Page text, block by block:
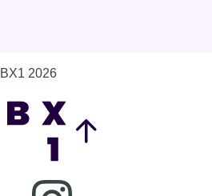
BX1 2026
Consulter page Instagram